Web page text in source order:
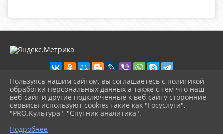
2026 г. sanchcks.ru
Вход
Карта сайта
Политика обработки персональных данных
Пользуясь нашим сайтом, вы соглашаетесь с политикой
обработки персональных данных а также с тем что наш
веб-сайт и другие подключенные к веб-сайту сторонние
сервисы используют cookies такие как "Госуслуги",
"PRO.Культура", "Спутник аналитика".
Подробнее